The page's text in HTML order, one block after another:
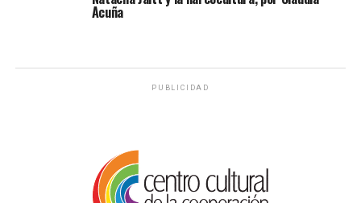
Acuña
PUBLICIDAD